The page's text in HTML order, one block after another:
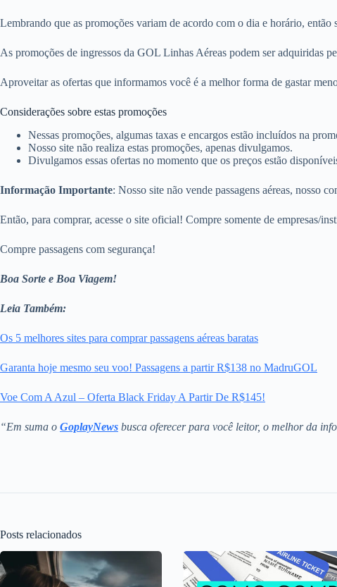
Lembrando que as promoções variam de acordo com o dia e horário,
As promoções de ingressos da GOL Linhas Aéreas podem ser adquiridas
Aproveitar as ofertas que informamos você é a melhor forma de gastar
Considerações sobre estas promoções
Nessas promoções, algumas taxas e encargos estão incluídos na
Nosso site não realiza estas promoções, apenas divulgamos.
Divulgamos essas ofertas no momento que os preços estão
Informação Importante: Nosso site não vende passagens aéreas, nosso
Então, para comprar, acesse o site oficial! Compre somente de empresas/
Compre passagens com segurança!
Boa Sorte e Boa Viagem!
Leia Também:
Os 5 melhores sites para comprar passagens aéreas baratas
Garanta hoje mesmo seu voo! Passagens a partir R$138 no MadruGOL
Voe Com A Azul – Oferta Black Friday A Partir De R$145!
“Em suma o GoplayNews busca oferecer para você leitor, o melhor da
Posts relacionados